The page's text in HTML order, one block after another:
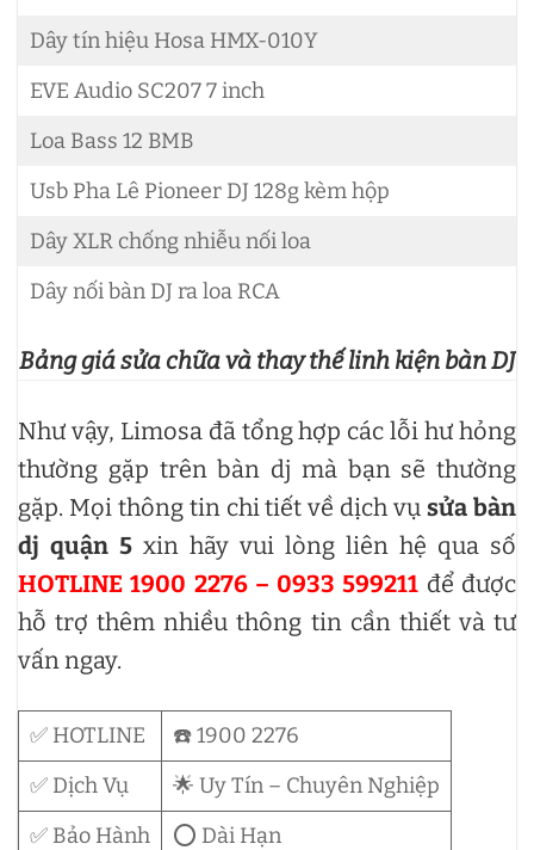
Dây tín hiệu Hosa HMX-010Y
EVE Audio SC207 7 inch
Loa Bass 12 BMB
Usb Pha Lê Pioneer DJ 128g kèm hộp
Dây XLR chống nhiễu nối loa
Dây nối bàn DJ ra loa RCA
Bảng giá sửa chữa và thay thế linh kiện bàn DJ
Như vậy, Limosa đã tổng hợp các lỗi hư hỏng
thường gặp trên bàn dj mà bạn sẽ thường
gặp. Mọi thông tin chi tiết về dịch vụsửa bàn
dj quận 5 xin hãy vui lòng liên hệ qua số
HOTLINE 1900 2276 – 0933 599211 để được
hỗ trợ thêm nhiều thông tin cần thiết và tư
vấn ngay.
✅ HOTLINE
☎️ 1900 2276
✅ Dịch Vụ
🌟 Uy Tín – Chuyên Nghiệp
✅ Bảo Hành
⭕ Dài Hạn